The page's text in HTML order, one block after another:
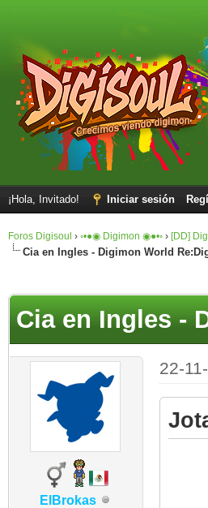
¡Hola, Invitado! Iniciar sesión
Foros Digisoul › ◦•●◉ Digimon ◉●•◦ › [DD]
Cia en Ingles - Digimon World
Cia en Ingles -
ElBrokas
22-